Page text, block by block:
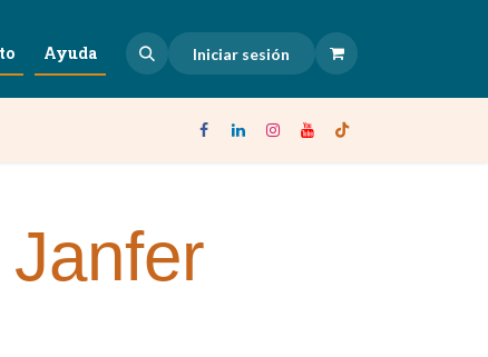
Ayuda Iniciar sesión